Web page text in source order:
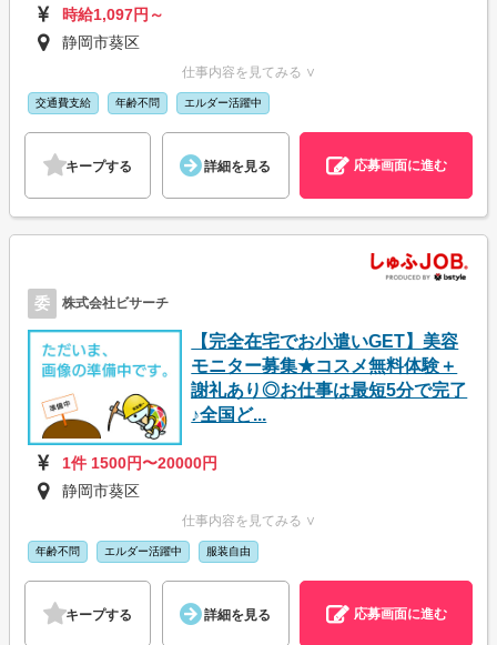
時給1,097円～
静岡市葵区
仕事内容を見てみる ∨
交通費支給 年齢不問 エルダー活躍中
キープする 詳細を見る 応募画面に進む
委 株式会社ビサーチ
【完全在宅でお小遣いGET】美容
モニター募集★コスメ無料体験＋
謝礼あり◎お仕事は最短5分で完了
♪全国ど...
1件 1500円〜20000円
静岡市葵区
仕事内容を見てみる ∨
年齢不問 エルダー活躍中 服装自由
キープする 詳細を見る 応募画面に進む